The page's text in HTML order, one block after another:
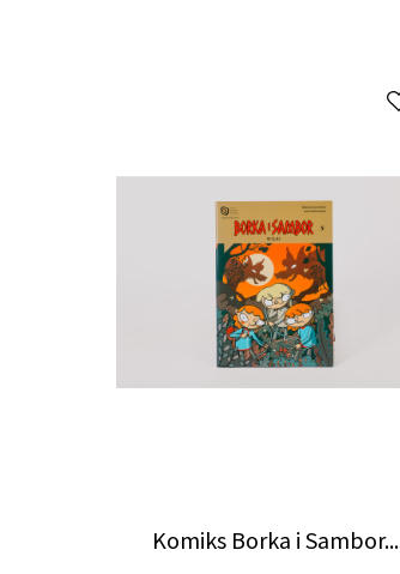
Komiks Borka i Sambor...